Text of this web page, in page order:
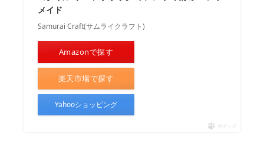
メイド
Samurai Craft(サムライクラフト)
Amazonで探す
楽天市場で探す
Yahooショッピング
ポチップ